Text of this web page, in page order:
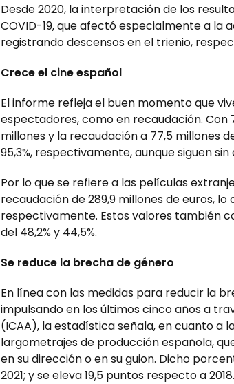
Desde 2020, la interpretación de los
COVID-19, que afectó especialmente a la
registrando descensos en el trienio,
Crece el cine español
El informe refleja el buen momento que
espectadores, como en recaudación. Con
millones y la recaudación a 77,5 millones
95,3%, respectivamente, aunque siguen
Por lo que se refiere a las películas
recaudación de 289,9 millones de euros, lo
respectivamente. Estos valores también
del 48,2% y 44,5%.
Se reduce la brecha de género
En línea con las medidas para reducir la
impulsando en los últimos cinco años a
(ICAA), la estadística señala, en cuanto a
largometrajes de producción española,
en su dirección o en su guion. Dicho
2021; y se eleva 19,5 puntos respecto a 2018.